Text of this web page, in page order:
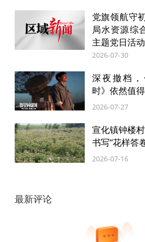
脉系于铭记历史、观照现实。
时代在变，抗战主题有两个精
一：自古以来传承于中华民
民族危亡之际的爱国主义精
民族基因、生长在万里河山中
这种爱国家、爱故乡、爱土地
韧、顽强、不屈不挠的秉性
传统文化中最为深厚的民族
量，也构筑了抗战作品中永恒
党旗领航守
局水资源综
主题党日活动
2026-07-30
深夜撤档
时》依然值
2026-07-27
宣化镇钟楼
书写“花样答
2026-07-16
最新评论